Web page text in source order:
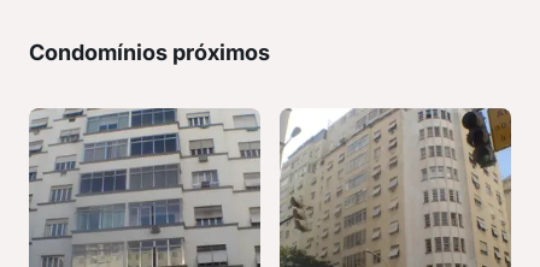
Condomínios próximos